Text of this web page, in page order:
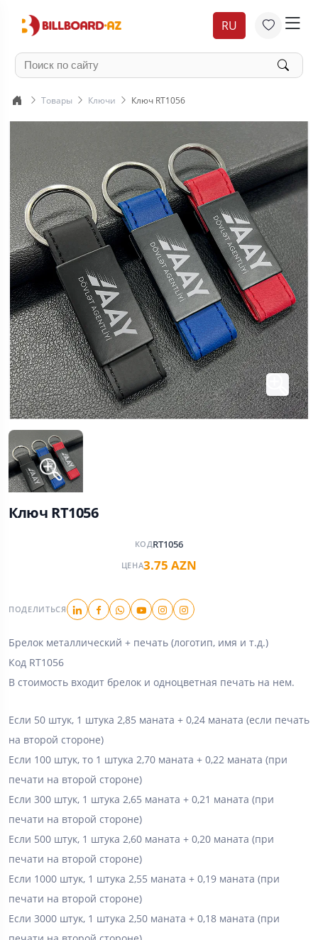
RU
Товары Ключи Ключ RT1056
Ключ RT1056
КОДRT1056
ЦЕНА3.75 AZN
ПОДЕЛИТЬСЯ
Брелок металлический + печать (логотип, имя и т.д.)
Код RT1056
В стоимость входит брелок и одноцветная печать на нем.
Если 50 штук, 1 штука 2,85 маната + 0,24 маната (если печать
на второй стороне)
Если 100 штук, то 1 штука 2,70 маната + 0,22 маната (при
печати на второй стороне)
Если 300 штук, 1 штука 2,65 маната + 0,21 маната (при
печати на второй стороне)
Если 500 штук, 1 штука 2,60 маната + 0,20 маната (при
печати на второй стороне)
Если 1000 штук, 1 штука 2,55 маната + 0,19 маната (при
печати на второй стороне)
Если 3000 штук, 1 штука 2,50 маната + 0,18 маната (при